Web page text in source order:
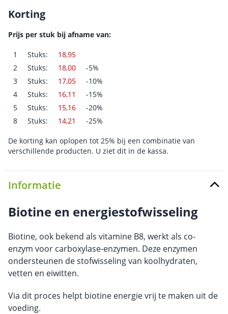
Korting
Prijs per stuk bij afname van:
1 Stuks:
18,95
2
Stuks: 18,00
-5%
3
Stuks: 17,05
-10%
4
Stuks: 16,11
-15%
5
Stuks: 15,16
-20%
8
Stuks: 14,21 -25%
De korting kan oplopen tot 25% bij een combinatie van
verschillende producten. U ziet dit in de kassa.
Informatie
Biotine en energiestofwisseling
Biotine, ook bekend als vitamine B8, werkt als co-
enzym voor carboxylase-enzymen. Deze enzymen
ondersteunen de stofwisseling van koolhydraten,
vetten en eiwitten.
Via dit proces helpt biotine energie vrij te maken uit de
voeding.